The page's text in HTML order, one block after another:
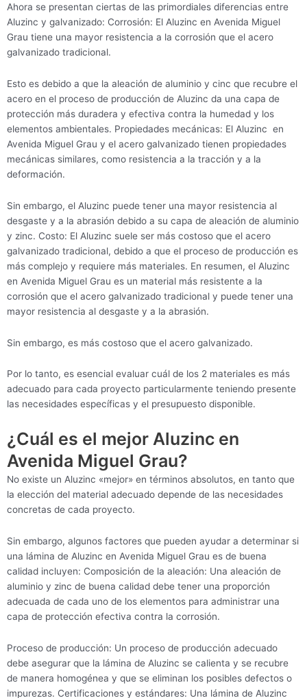
Ahora se presentan ciertas de las primordiales diferencias entre
Aluzinc y galvanizado: Corrosión: El Aluzinc en Avenida Miguel
Grau tiene una mayor resistencia a la corrosión que el acero
galvanizado tradicional.
Esto es debido a que la aleación de aluminio y cinc que recubre el
acero en el proceso de producción de Aluzinc da una capa de
protección más duradera y efectiva contra la humedad y los
elementos ambientales. Propiedades mecánicas: El Aluzinc en
Avenida Miguel Grau y el acero galvanizado tienen propiedades
mecánicas similares, como resistencia a la tracción y a la
deformación.
Sin embargo, el Aluzinc puede tener una mayor resistencia al
desgaste y a la abrasión debido a su capa de aleación de aluminio
y zinc. Costo: El Aluzinc suele ser más costoso que el acero
galvanizado tradicional, debido a que el proceso de producción es
más complejo y requiere más materiales. En resumen, el Aluzinc
en Avenida Miguel Grau es un material más resistente a la
corrosión que el acero galvanizado tradicional y puede tener una
mayor resistencia al desgaste y a la abrasión.
Sin embargo, es más costoso que el acero galvanizado.
Por lo tanto, es esencial evaluar cuál de los 2 materiales es más
adecuado para cada proyecto particularmente teniendo presente
las necesidades específicas y el presupuesto disponible.
¿Cuál es el mejor Aluzinc en
Avenida Miguel Grau?
No existe un Aluzinc «mejor» en términos absolutos, en tanto que
la elección del material adecuado depende de las necesidades
concretas de cada proyecto.
Sin embargo, algunos factores que pueden ayudar a determinar si
una lámina de Aluzinc en Avenida Miguel Grau es de buena
calidad incluyen: Composición de la aleación: Una aleación de
aluminio y zinc de buena calidad debe tener una proporción
adecuada de cada uno de los elementos para administrar una
capa de protección efectiva contra la corrosión.
Proceso de producción: Un proceso de producción adecuado
debe asegurar que la lámina de Aluzinc se calienta y se recubre
de manera homogénea y que se eliminan los posibles defectos o
impurezas. Certificaciones y estándares: Una lámina de Aluzinc